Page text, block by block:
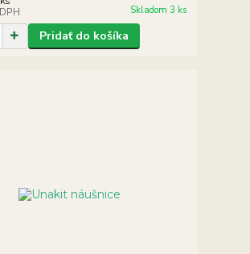
Skladom 3 ks
Pridať do košíka